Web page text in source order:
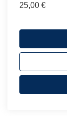
25,00 €